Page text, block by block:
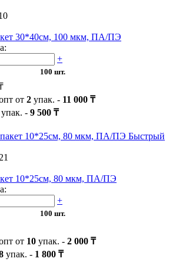
30*40см, 100 мкм, ПА/ПЭ
+
100 шт.
от 2 упак. - 11 000 ₸
упак. - 9 500 ₸
Быстрый
10*25см, 80 мкм, ПА/ПЭ
+
100 шт.
от 10 упак. - 2 000 ₸
упак. - 1 800 ₸